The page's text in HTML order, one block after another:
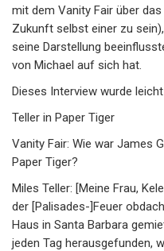
mit dem Vanity Fair über
Zukunft selbst einer zu
seine Darstellung
von Michael auf sich hat.
Dieses Interview wurde
Teller in Paper Tiger
Vanity Fair: Wie war James
Paper Tiger?
Miles Teller: [Meine Frau,
der [Palisades-]Feuer
Haus in Santa Barbara
jeden Tag herausgefunden,